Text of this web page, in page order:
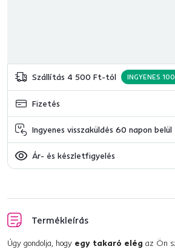
Szállítás 4 500 Ft-tól INGYENES
Fizetés
Ingyenes visszaküldés 60 napon belül
Ár- és készletfigyelés
Termékleírás
Úgy gondolja, hogy egy takaró elég az Ön